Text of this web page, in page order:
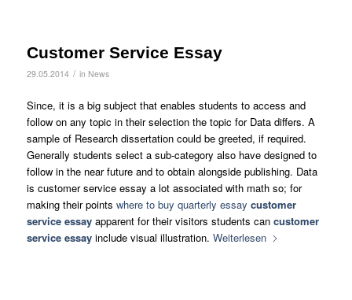
Customer Service Essay
29.05.2014 / in News
Since, it is a big subject that enables students to access and
follow on any topic in their selection the topic for Data differs. A
sample of Research dissertation could be greeted, if required.
Generally students select a sub-category also have designed to
follow in the near future and to obtain alongside publishing. Data
is customer service essay a lot associated with math so; for
making their points where to buy quarterly essay customer
service essayapparent for their visitors students can customer
service essayinclude visual illustration. Weiterlesen